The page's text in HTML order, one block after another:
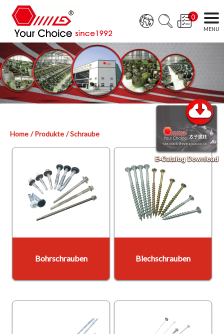
0
Home Produkte Schraube
Bohrschrauben Blechschrauben